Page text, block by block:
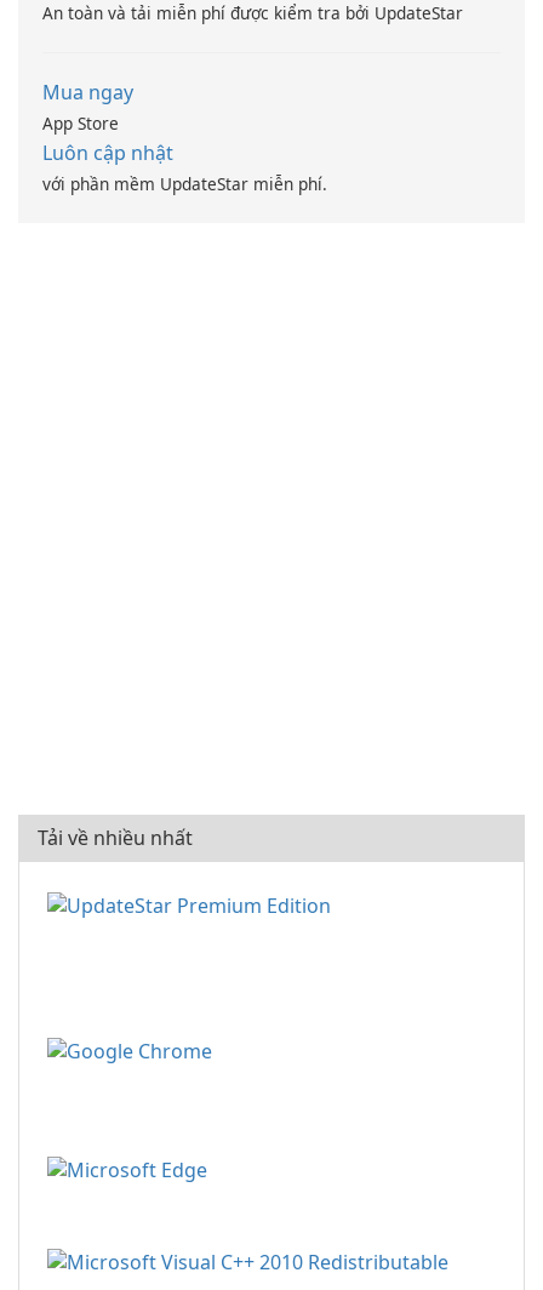
An toàn và tải miễn phí được kiểm tra bởi UpdateStar
Mua ngay
App Store
Luôn cập nhật
với phần mềm UpdateStar miễn phí.
Tải về nhiều nhất